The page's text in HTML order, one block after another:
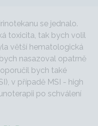
se jednalo.
toxicita, tak bych volil
větší hematologická
nasazoval opatrně
bych také
v případě MSI - high
po schválení